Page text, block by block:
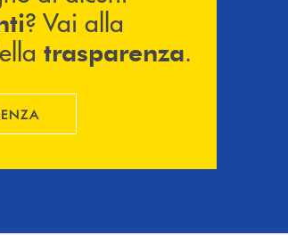
? Vai alla
trasparenza.